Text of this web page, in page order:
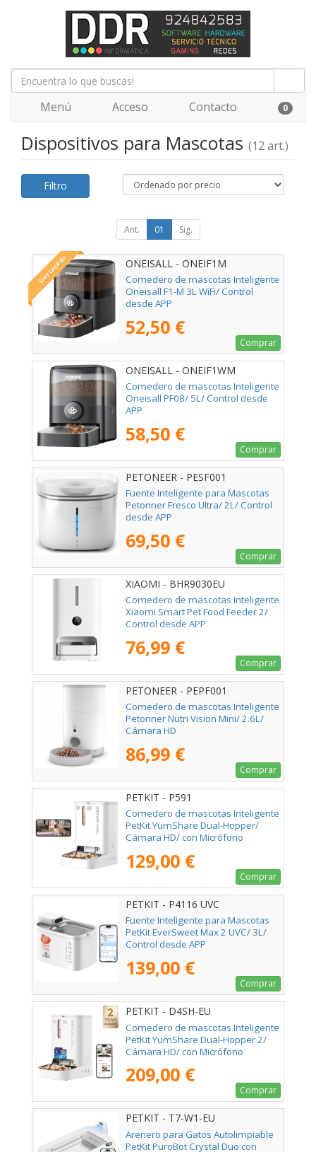
Menú Acceso Contacto 0
Dispositivos para Mascotas (12 art.)
Filtro
Ant. 01 Sig.
Destacado ONEISALL - ONEIF1M
Comedero de mascotas Inteligente
Oneisall F1-M 3L WiFi/ Control
desde APP
52,50 €
Comprar
ONEISALL - ONEIF1WM
Comedero de mascotas Inteligente
Oneisall PF08/ 5L/ Control desde
APP
58,50 €
Comprar
PETONEER - PESF001
Fuente Inteligente para Mascotas
Petonner Fresco Ultra/ 2L/ Control
desde APP
69,50 €
Comprar
XIAOMI - BHR9030EU
Comedero de mascotas Inteligente
Xiaomi Smart Pet Food Feeder 2/
Control desde APP
76,99 €
Comprar
PETONEER - PEPF001
Comedero de mascotas Inteligente
Petonner Nutri Vision Mini/ 2.6L/
Cámara HD
86,99 €
Comprar
PETKIT - P591
Comedero de mascotas Inteligente
PetKit YumShare Dual-Hopper/
Cámara HD/ con Micrófono
129,00 €
Comprar
PETKIT - P4116 UVC
Fuente Inteligente para Mascotas
PetKit EverSweet Max 2 UVC/ 3L/
Control desde APP
139,00 €
Comprar
PETKIT - D4SH-EU
Comedero de mascotas Inteligente
PetKit YumShare Dual-Hopper 2/
Cámara HD/ con Micrófono
209,00 €
Comprar
PETKIT - T7-W1-EU
Arenero para Gatos Autolimpiable
PetKit PuroBot Crystal Duo con